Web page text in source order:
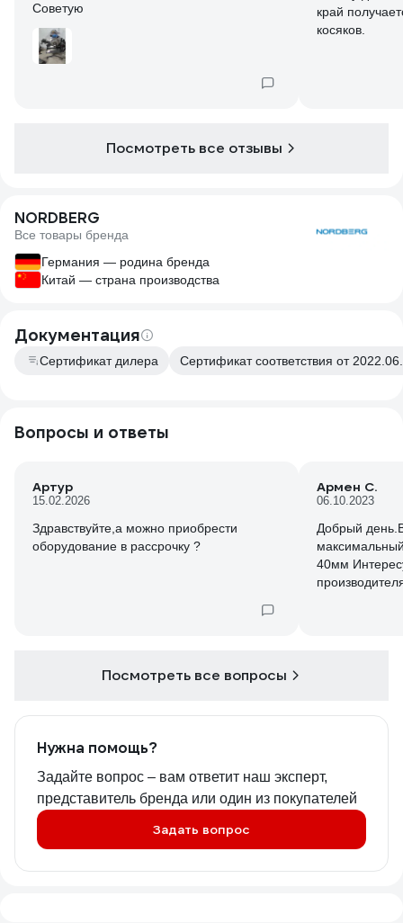
Советую
край
косяков.
Посмотреть все отзывы
NORDBERG
Все товары бренда
Германия — родина бренда
Китай — страна производства
Документация
Сертификат дилера Сертификат соответствия от
Вопросы и ответы
Артур
15.02.2026
Здравствуйте,а можно приобрести
оборудование в рассрочку ?
Армен С.
06.10.2023
Добрый
40мм
Посмотреть все вопросы
Нужна помощь?
Задайте вопрос – вам ответит наш эксперт,
представитель бренда или один из покупателей
Задать вопрос